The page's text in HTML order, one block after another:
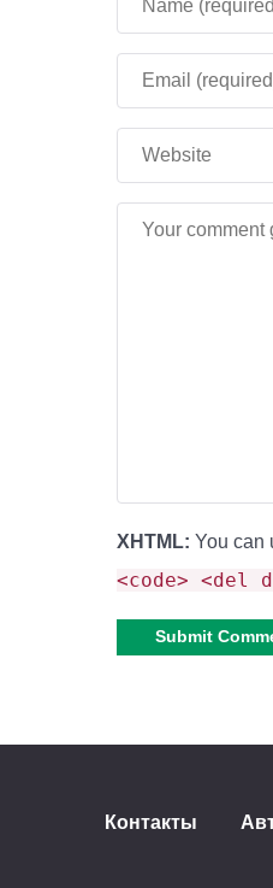
В
XHTML: You can
<code> <del
Контакты